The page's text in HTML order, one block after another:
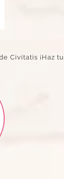
Civitatis ¡Haz